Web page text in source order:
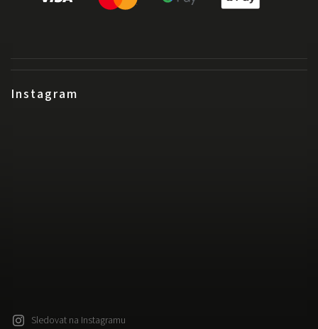
Instagram
Sledovat na Instagramu